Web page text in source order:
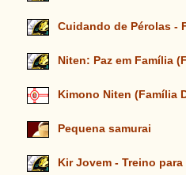
Cuidando de Pérolas -
Niten: Paz em Família
Kimono Niten (Família
Pequena samurai
Kir Jovem - Treino para